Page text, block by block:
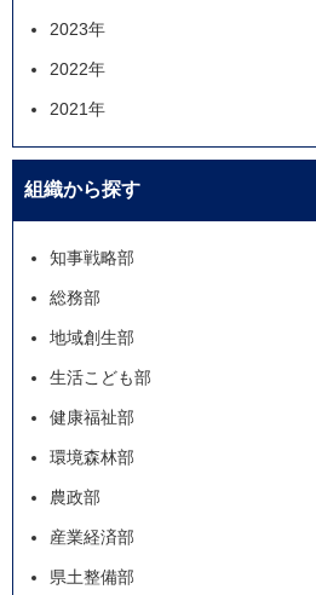
2023年
2022年
2021年
組織から探す
知事戦略部
総務部
地域創生部
生活こども部
健康福祉部
環境森林部
農政部
産業経済部
県土整備部